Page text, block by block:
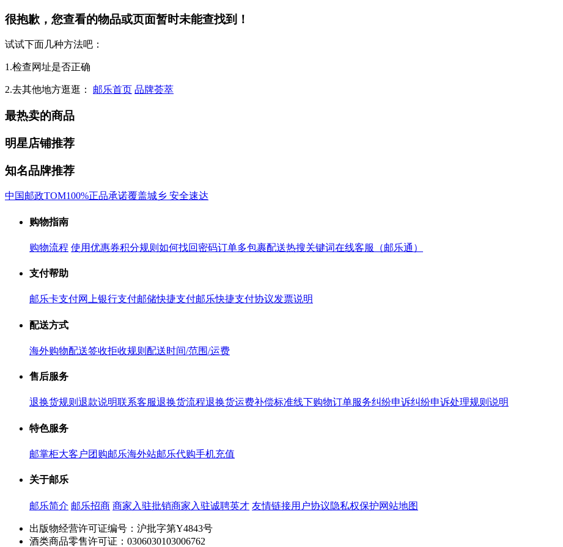
很抱歉，您查看的物品或页面暂时未能查找到！
试试下面几种方法吧：
1.检查网址是否正确
2.去其他地方逛逛： 邮乐首页 品牌荟萃
最热卖的商品
明星店铺推荐
知名品牌推荐
中国邮政TOM100%正品承诺覆盖城乡 安全速达
购物指南
购物流程 使用优惠券积分规则 如何找回密码订单多包裹配送热搜关键词在线客服（邮乐通）
支付帮助
邮乐卡支付网上银行支付邮储快捷支付邮乐快捷支付协议发票说明
配送方式
海外购物配送签收拒收规则 配送时间/范围/运费
售后服务
退换货规则 退款说明联系客服退换货流程退换货运费补偿标准线下购物订单服务纠纷申诉纠纷申诉处理规则说明
特色服务
邮掌柜大客户团购邮乐海外站邮乐代购手机充值
关于邮乐
邮乐简介 邮乐招商 商家入驻批销商家入驻诚聘英才 友情链接用户协议隐私权保护网站地图
出版物经营许可证编号：沪批字第Y4843号
酒类商品零售许可证：0306030103006762